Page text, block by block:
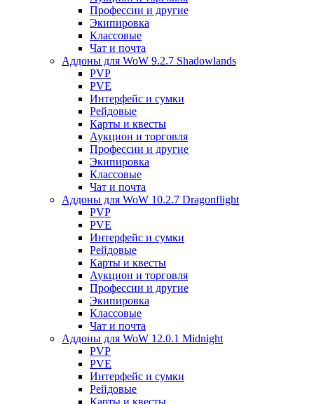
Профессии и другие
Экипировка
Классовые
Чат и почта
Аддоны для WoW 9.2.7 Shadowlands
PVP
PVE
Интерфейс и сумки
Рейдовые
Карты и квесты
Аукцион и торговля
Профессии и другие
Экипировка
Классовые
Чат и почта
Аддоны для WoW 10.2.7 Dragonflight
PVP
PVE
Интерфейс и сумки
Рейдовые
Карты и квесты
Аукцион и торговля
Профессии и другие
Экипировка
Классовые
Чат и почта
Аддоны для WoW 12.0.1 Midnight
PVP
PVE
Интерфейс и сумки
Рейдовые
Карты и квесты